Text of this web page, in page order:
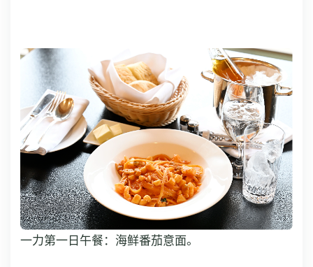
一力第一日午餐：海鲜番茄意面。